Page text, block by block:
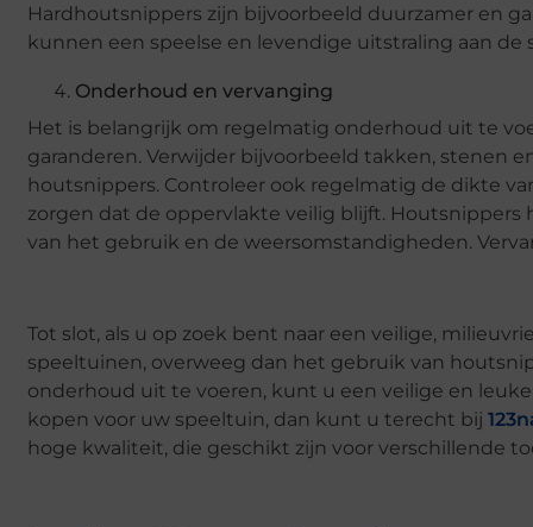
Hardhoutsnippers zijn bijvoorbeeld duurzamer en
kunnen een speelse en levendige uitstraling aan de
Onderhoud en vervanging
Het is belangrijk om regelmatig onderhoud uit te
garanderen. Verwijder bijvoorbeeld takken, stenen
houtsnippers. Controleer ook regelmatig de dikte
zorgen dat de oppervlakte veilig blijft. Houtsnippers
van het gebruik en de weersomstandigheden.
Tot slot, als u op zoek bent naar een veilige,
speeltuinen, overweeg dan het gebruik van
onderhoud uit te voeren, kunt u een veilige en
kopen voor uw speeltuin, dan kunt u terecht bij
hoge kwaliteit, die geschikt zijn voor verschillende